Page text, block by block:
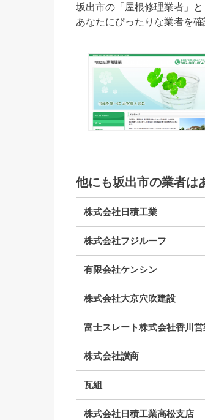
坂出市の「屋根修理業者」
あなたにぴったりな業者を確
他にも坂出市の業者は
株式会社日積工業
株式会社フジルーフ
有限会社ケンシン
株式会社大京穴吹建設
富士スレート株式会社香川
株式会社讃商
瓦組
株式会社日積工業高松支店